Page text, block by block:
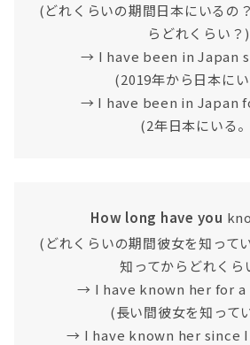
(どれくらいの期間日本にいるの
らどれくらい？)
→ I have been in Japan
(2019年から日本に
→ I have been in Japan
(2年日本にいる
How long have you
(どれくらいの期間彼女を知って
知ってからどれくら
→ I have known her for
(長い間彼女を知って
→ I have known her since I